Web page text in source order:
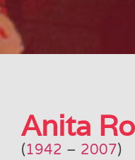
Anita
(1942 – 2007)